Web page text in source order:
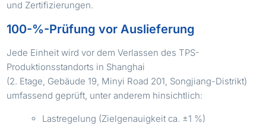
und Zertifizierungen.
100-%-Prüfung vor Auslieferung
Jede Einheit wird vor dem Verlassen des TPS-
Produktionsstandorts in Shanghai
(2. Etage, Gebäude 19, Minyi Road 201, Songjiang-Distrikt)
umfassend geprüft, unter anderem hinsichtlich:
Lastregelung (Zielgenauigkeit ca. ±1 %)